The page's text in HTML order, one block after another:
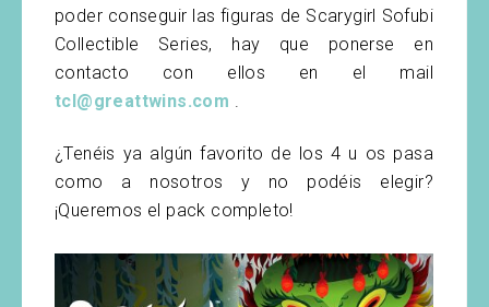
poder conseguir las figuras de Scarygirl Sofubi
Collectible Series, hay que ponerse en
contacto con ellos en el mail
tcl@greattwins.com .
¿Tenéis ya algún favorito de los 4 u os pasa
como a nosotros y no podéis elegir?
¡Queremos el pack completo!